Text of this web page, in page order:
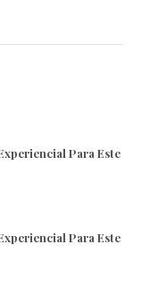
Para Este
Para Este